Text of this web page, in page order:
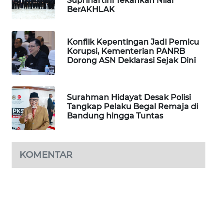
BerAKHLAK
Konflik Kepentingan Jadi Pemicu
Korupsi, Kementerian PANRB
Dorong ASN Deklarasi Sejak Dini
Surahman Hidayat Desak Polisi
Tangkap Pelaku Begal Remaja di
Bandung hingga Tuntas
KOMENTAR
WAHANA
WAHANA
SELEB
WAHANA
PERSONA
WAHANA
WAHANA
HEALTH